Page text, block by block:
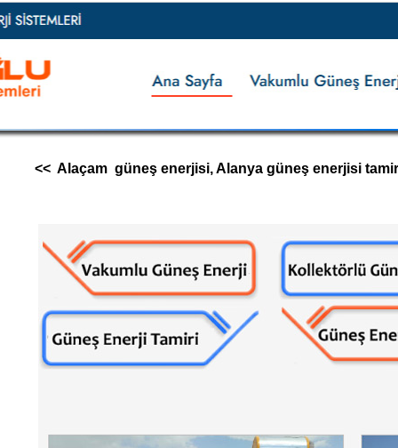
<< Alaçam güneş enerjisi, Alanya güneş enerjisi